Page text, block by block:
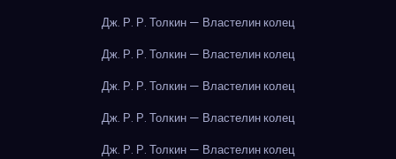
Дж. Р. Р. Толкин — Властелин колец
Дж. Р. Р. Толкин — Властелин колец
Дж. Р. Р. Толкин — Властелин колец
Дж. Р. Р. Толкин — Властелин колец
Дж. Р. Р. Толкин — Властелин колец